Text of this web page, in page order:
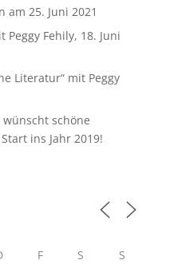
25. Juni 2021
Peggy Fehily, 18. Juni
Literatur“ mit Peggy
wünscht schöne
ins Jahr 2019!
F S S